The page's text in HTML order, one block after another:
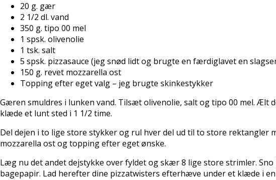
20 g. gær
2 1/2 dl. vand
350 g. tipo 00 mel
1 spsk. olivenolie
1 tsk. salt
5 spsk. pizzasauce (jeg snød lidt og brugte en færdiglavet en
150 g. revet mozzarella ost
Topping efter eget valg – jeg brugte skinkestykker
Gæren smuldres i lunken vand. Tilsæt olivenolie, salt og tipo 00 mel. Ælt
klæde et lunt sted i 1 1/2 time.
Del dejen i to lige store stykker og rul hver del ud til to store rektangler
mozzarella ost og topping efter eget ønske.
Læg nu det andet dejstykke over fyldet og skær 8 lige store strimler.
bagepapir. Lad herefter dine pizzatwisters efterhæve under et klæde i en